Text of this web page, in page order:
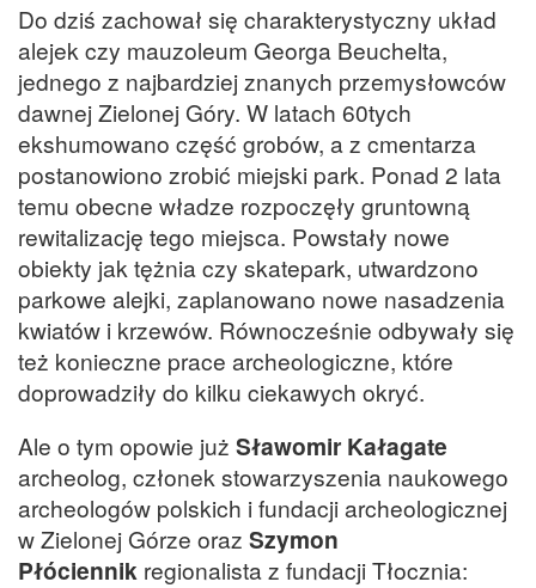
Do dziś zachował się charakterystyczny układ
alejek czy mauzoleum Georga Beuchelta,
jednego z najbardziej znanych przemysłowców
dawnej Zielonej Góry. W latach 60tych
ekshumowano część grobów, a z cmentarza
postanowiono zrobić miejski park. Ponad 2 lata
temu obecne władze rozpoczęły gruntowną
rewitalizację tego miejsca. Powstały nowe
obiekty jak tężnia czy skatepark, utwardzono
parkowe alejki, zaplanowano nowe nasadzenia
kwiatów i krzewów. Równocześnie odbywały się
też konieczne prace archeologiczne, które
doprowadziły do kilku ciekawych okryć.
Ale o tym opowie już Sławomir Kałagate
archeolog, członek stowarzyszenia naukowego
archeologów polskich i fundacji archeologicznej
w Zielonej Górze oraz Szymon
Płóciennik regionalista z fundacji Tłocznia: